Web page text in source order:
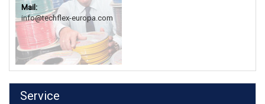
Mail:
info@techflex-europa.com
Service